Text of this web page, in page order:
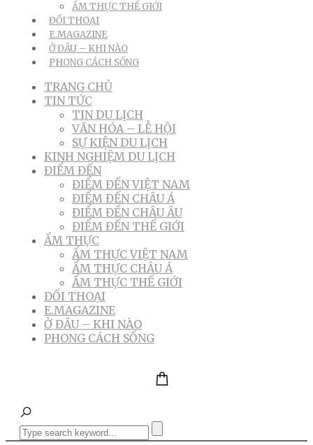
ẨM THỰC THẾ GIỚI
ĐỐI THOẠI
E.MAGAZINE
Ở ĐÂU – KHI NÀO
PHONG CÁCH SỐNG
TRANG CHỦ
TIN TỨC
TIN DU LỊCH
VĂN HÓA – LỄ HỘI
SỰ KIỆN DU LỊCH
KINH NGHIỆM DU LỊCH
ĐIỂM ĐẾN
ĐIỂM ĐẾN VIỆT NAM
ĐIỂM ĐẾN CHÂU Á
ĐIỂM ĐẾN CHÂU ÂU
ĐIỂM ĐẾN THẾ GIỚI
ẨM THỰC
ẨM THỰC VIỆT NAM
ẨM THỰC CHÂU Á
ẨM THỰC THẾ GIỚI
ĐỐI THOẠI
E.MAGAZINE
Ở ĐÂU – KHI NÀO
PHONG CÁCH SỐNG